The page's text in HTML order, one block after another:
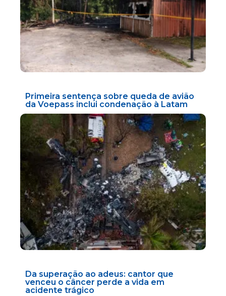
Primeira sentença sobre queda de avião
da Voepass inclui condenação à Latam
Da superação ao adeus: cantor que
venceu o câncer perde a vida em
acidente trágico